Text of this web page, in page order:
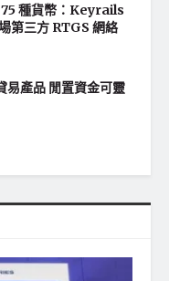
75 種貨幣：Keyrails
第三方 RTGS 網絡
產品 閒置資金可靈